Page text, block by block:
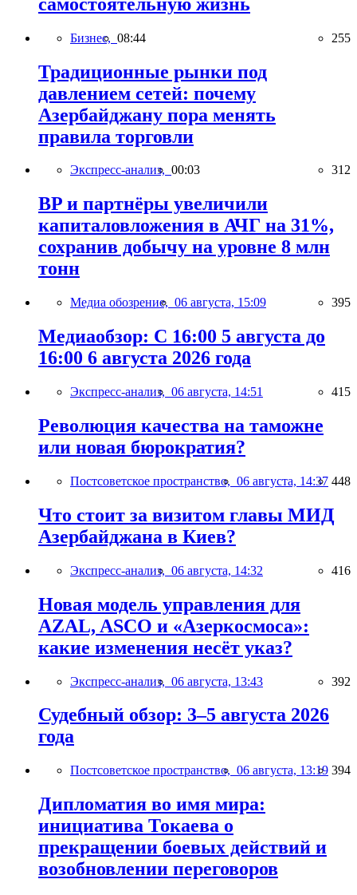
Бизнес, 08:44 255
Традиционные рынки под
давлением сетей: почему
Азербайджану пора менять
правила торговли
Экспресс-анализ, 00:03 312
BP и партнёры увеличили
капиталовложения в АЧГ на 31%,
сохранив добычу на уровне 8 млн
тонн
Медиа обозрение, 06 августа, 15:09 395
Медиаобзор: С 16:00 5 августа до
16:00 6 августа 2026 года
Экспресс-анализ, 06 августа, 14:51 415
Революция качества на таможне
или новая бюрократия?
Постсоветское пространство, 06 августа, 14:37 448
Что стоит за визитом главы МИД
Азербайджана в Киев?
Экспресс-анализ, 06 августа, 14:32 416
Новая модель управления для
AZAL, ASCO и «Азеркосмоса»:
какие изменения несёт указ?
Экспресс-анализ, 06 августа, 13:43 392
Судебный обзор: 3–5 августа 2026
года
Постсоветское пространство, 06 августа, 13:19 394
Дипломатия во имя мира:
инициатива Токаева о
прекращении боевых действий и
возобновлении переговоров